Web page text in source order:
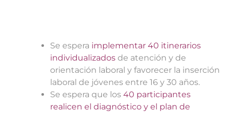
Se espera implementar 40 itinerarios
individualizados de atención y de
orientación laboral y favorecer la inserción
laboral de jóvenes entre 16 y 30 años.
Se espera que los 40 participantes
realicen el diagnóstico y el plan de